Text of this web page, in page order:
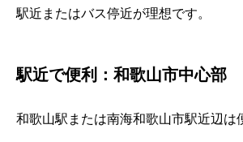
駅近またはバス停近が理想です。
駅近で便利：和歌山市中心部
和歌山駅または南海和歌山市駅近辺は